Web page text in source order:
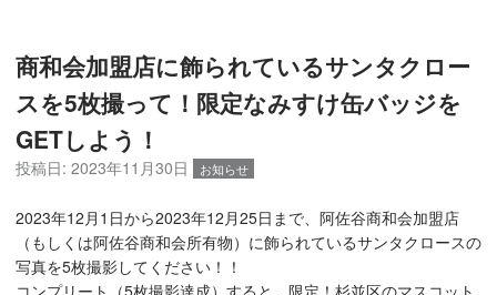
商和会加盟店に飾られているサンタクロー
スを5枚撮って！限定なみすけ缶バッジを
GETしよう！
投稿日: 2023年11月30日 お知らせ
2023年12月1日から2023年12月25日まで、阿佐谷商和会加盟店
（もしくは阿佐谷商和会所有物）に飾られているサンタクロースの
写真を5枚撮影してください！！
コンプリート（5枚撮影達成）すると、限定！杉並区のマスコット